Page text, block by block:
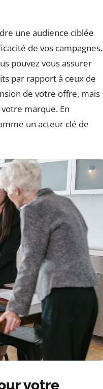
une audience ciblée
de vos campagnes.
pouvez vous assurer
par rapport à ceux de
de votre offre, mais
marque. En
un acteur clé de
votre